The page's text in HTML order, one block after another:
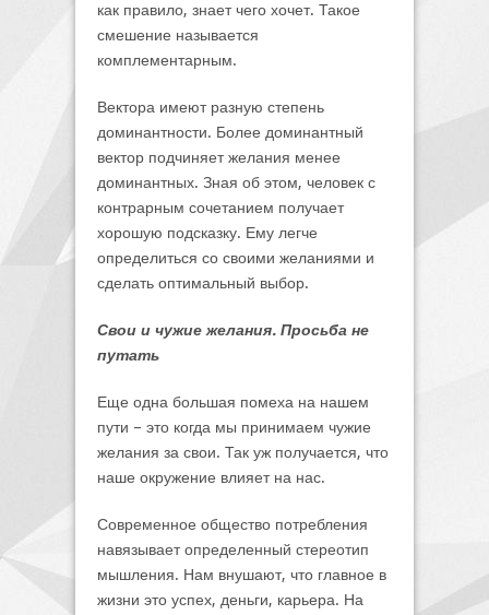
как правило, знает чего хочет. Такое
смешение называется
комплементарным.
Вектора имеют разную степень
доминантности. Более доминантный
вектор подчиняет желания менее
доминантных. Зная об этом, человек с
контрарным сочетанием получает
хорошую подсказку. Ему легче
определиться со своими желаниями и
сделать оптимальный выбор.
Свои и чужие желания. Просьба не
путать
Еще одна большая помеха на нашем
пути – это когда мы принимаем чужие
желания за свои. Так уж получается, что
наше окружение влияет на нас.
Современное общество потребления
навязывает определенный стереотип
мышления. Нам внушают, что главное в
жизни это успех, деньги, карьера. На